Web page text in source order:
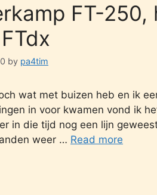
FT-
by pa4tim
wat met buizen heb en ik
in voor kwamen vond ik
in die tijd nog een lijn
weer … Read more